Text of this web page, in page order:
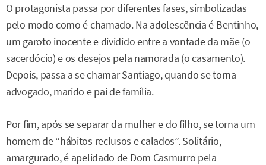
O protagonista passa por diferentes fases, simbolizadas
pelo modo como é chamado. Na adolescência é Bentinho,
um garoto inocente e dividido entre a vontade da mãe (o
sacerdócio) e os desejos pela namorada (o casamento).
Depois, passa a se chamar Santiago, quando se torna
advogado, marido e pai de família.
Por fim, após se separar da mulher e do filho, se torna um
homem de “hábitos reclusos e calados”. Solitário,
amargurado, é apelidado de Dom Casmurro pela